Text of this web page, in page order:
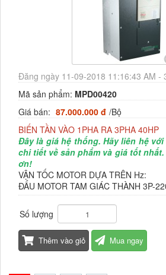
Đăng ngày 11-09-2018 11:16:43 AM -
Mã sản phẩm: MPD00420
Giá bán: 87.000.000 đ /Bộ
BIẾN TẦN VÀO 1PHA RA 3PHA 40HP
Đây là giá hệ thống. Hãy liên hệ
chi tiết về sản phẩm và giá tốt
ơn!
VẬN TỐC MOTOR DỰA TRÊN Hz:
ĐẤU MOTOR TAM GIÁC THÀNH 3P-
Số lượng
Thêm vào giỏ Mua ngay